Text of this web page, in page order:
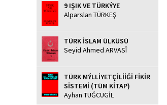
9 IŞIK VE TÜRKÝYE
Alparslan TÜRKEŞ
TÜRK İSLAM ÜLKÜSÜ
Seyid Ahmed ARVASÎ
TÜRK MÝLLİYETÇİLİİĞİ FİKİR
SİSTEMİ (TÜM KİTAP)
Ayhan TUĞCUGİL